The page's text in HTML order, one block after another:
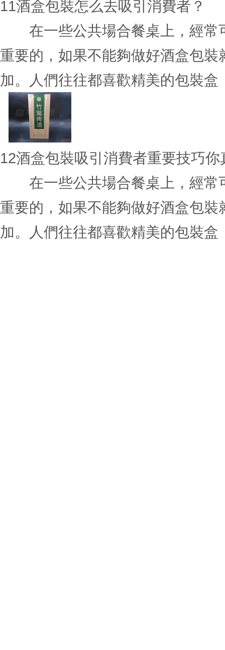
11酒盒包裝怎么去吸引消費者？
在一些公共場合餐桌上，經常
重要的，如果不能夠做好酒盒包
加。人們往往都喜歡精美的包裝盒
12酒盒包裝吸引消費者重要技巧你
在一些公共場合餐桌上，經常
重要的，如果不能夠做好酒盒包
加。人們往往都喜歡精美的包裝盒